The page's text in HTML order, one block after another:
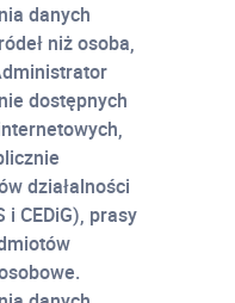
danych
niż osoba,
dostępnych
działalności
i CEDiG), prasy